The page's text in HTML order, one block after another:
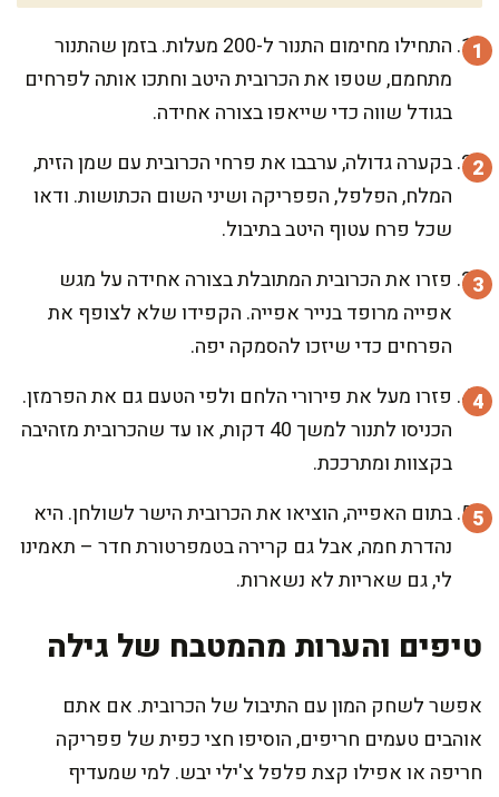
התחילו מחימום התנור ל-200 מעלות. בזמן שהתנור
מתחמם, שטפו את הכרובית היטב וחתכו אותה לפרחים
בגודל שווה כדי שייאפו בצורה אחידה.
בקערה גדולה, ערבבו את פרחי הכרובית עם שמן הזית,
המלח, הפלפל, הפפריקה ושיני השום הכתושות. ודאו
שכל פרח עטוף היטב בתיבול.
פזרו את הכרובית המתובלת בצורה אחידה על מגש
אפייה מרופד בנייר אפייה. הקפידו שלא לצופף את
הפרחים כדי שיזכו להסמקה יפה.
פזרו מעל את פירורי הלחם ולפי הטעם גם את הפרמזן.
הכניסו לתנור למשך 40 דקות, או עד שהכרובית מזהיבה
בקצוות ומתרככת.
בתום האפייה, הוציאו את הכרובית הישר לשולחן. היא
נהדרת חמה, אבל גם קרירה בטמפרטורת חדר – תאמינו
לי, גם שאריות לא נשארות.
טיפים והערות מהמטבח של גילה
אפשר לשחק המון עם התיבול של הכרובית. אם אתם
אוהבים טעמים חריפים, הוסיפו חצי כפית של פפריקה
חריפה או אפילו קצת פלפל צ'ילי יבש. למי שמעדיף